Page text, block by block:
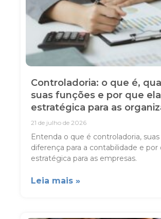
Controladoria: o que é,
suas funções e por que
estratégica para as
21 de julho de 2026
Entenda o que é controladoria,
diferença para a contabilidade e por
estratégica para as empresas.
Leia mais »